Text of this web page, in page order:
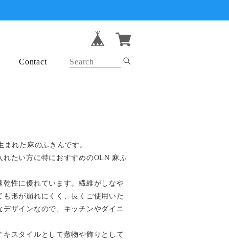
Contact
れた麻のふきんです。
れたい方に特におすすめのOLN 麻ふ
乾性に優れています。繊維がしなや
形が崩れにくく、長くご使用いた
ザインなので、キッチンやダイニ
スタイルとして敷物や飾りとして